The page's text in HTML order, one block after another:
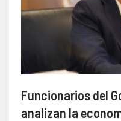
Funcionarios del
analizan la